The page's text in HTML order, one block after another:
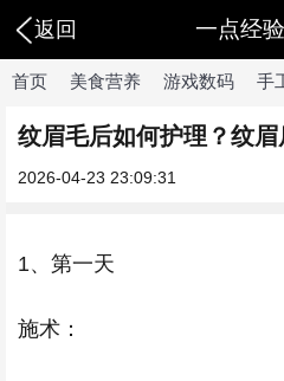
返回 一点经
首页 美食营养 游戏数码 手
纹眉毛后如何护理？纹眉
2026-04-23 23:09:31
1、第一天
施术：